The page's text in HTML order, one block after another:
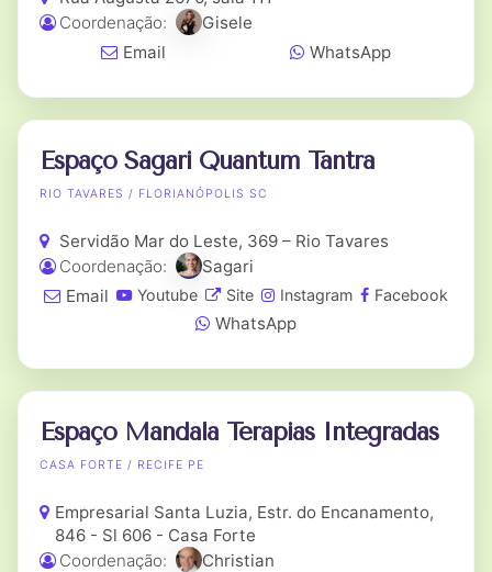
Coordenação:
Gisele
Email
WhatsApp
Espaço Sagari Quantum Tantra
RIO TAVARES / FLORIANÓPOLIS SC
Servidão Mar do Leste, 369 – Rio Tavares
Coordenação:
Sagari
Email
Youtube Site Instagram Facebook
WhatsApp
Espaço Mandala Terapias Integradas
CASA FORTE / RECIFE PE
Empresarial Santa Luzia, Estr. do Encanamento,
846 - Sl 606 - Casa Forte
Coordenação:
Christian